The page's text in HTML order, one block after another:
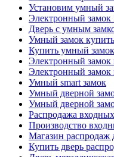
Установим умный
Электронный замок
Дверь с умным
Умный замок купить
Купить умный замок
Электронный замок
Электронный замок
Умный smart замок
Умный дверной
Умный дверной
Распродажа
Производство
Магазин распродаж
Купить дверь